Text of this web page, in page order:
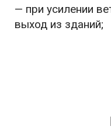
— при усилении
выход из зданий;